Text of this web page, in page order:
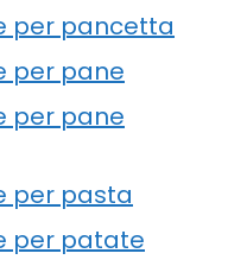
per pancetta
per pane
per pane
per pasta
per patate